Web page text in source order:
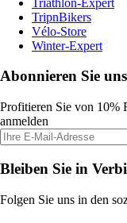
TripnBikers
Vélo-Store
Winter-Expert
Abonnieren Sie
Profitieren Sie von 10%
anmelden
Bleiben Sie in
Folgen Sie uns in den